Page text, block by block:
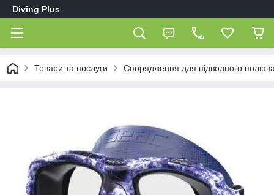
Diving Plus
Товари та послуги Спорядження для підводного